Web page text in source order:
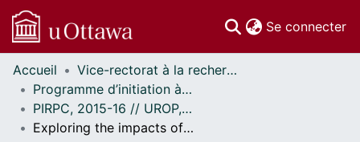
Se connecter
Communautés
et collections
Parcourir
Statistiques
Accueil
Vice-rectorat à la recherche // Office of the V-P, Research
Programme d’initiation à la recherche au premier cycle (PIRPC) // Undergraduate Research Opportunity Program (UROP)
PIRPC, 2015-16 // UROP, 2015-16
Exploring the impacts of nature-based learning on primary-aged students